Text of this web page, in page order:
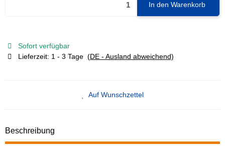
In den Warenkorb
Sofort verfügbar
Lieferzeit: 1 - 3 Tage (DE - Ausland abweichend)
Auf Wunschzettel
Beschreibung